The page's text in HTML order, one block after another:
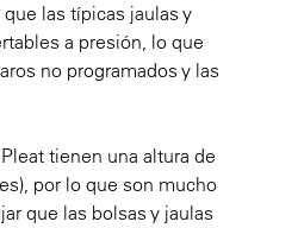
las típicas jaulas y
a presión, lo que
no programados y las
tienen una altura de
por lo que son mucho
que las bolsas y jaulas